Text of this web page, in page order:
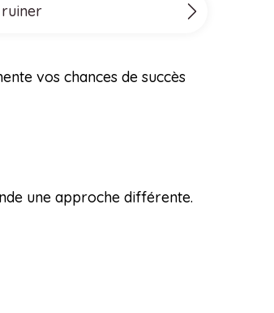
vos chances de succès
une approche différente.